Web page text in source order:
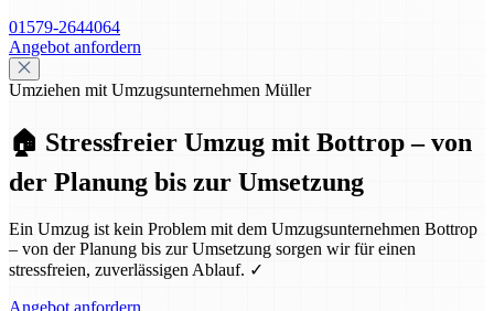
01579-2644064
Angebot anfordern
Umziehen mit Umzugsunternehmen Müller
🏠 Stressfreier Umzug mit Bottrop – von
der Planung bis zur Umsetzung
Ein Umzug ist kein Problem mit dem Umzugsunternehmen Bottrop
– von der Planung bis zur Umsetzung sorgen wir für einen
stressfreien, zuverlässigen Ablauf. ✓
Angebot anfordern